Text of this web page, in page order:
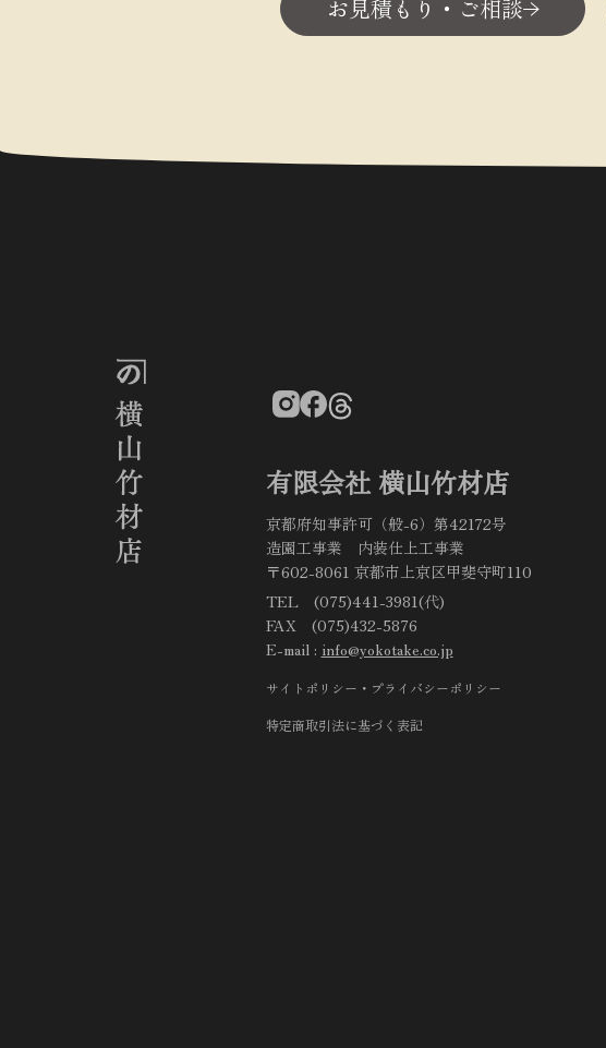
お見積もり・ご相談
有限会社 横山竹材店
京都府知事許可（般-6）第42172号
造園工事業 内装仕上工事業
〒602-8061 京都市上京区甲斐守町110
TEL (075)441-3981(代)
FAX (075)432-5876
E-mail : info@yokotake.co.jp
サイトポリシー・プライバシーポリシー
特定商取引法に基づく表記